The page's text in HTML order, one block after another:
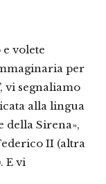
volete
per
vi segnaliamo
alla lingua
della Sirena»,
II (altra
E vi